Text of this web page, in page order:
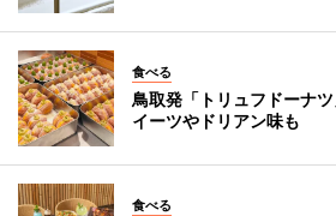
食べる
鳥取発「トリュフドーナ
イーツやドリアン味も
食べる